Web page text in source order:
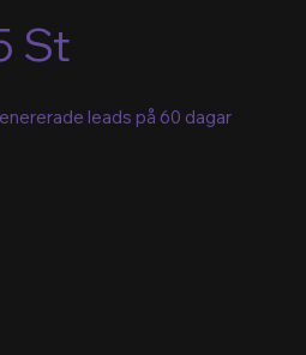
St
leads på 60 dagar